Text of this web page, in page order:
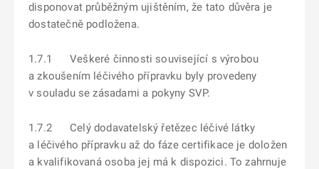
disponovat průběžným ujištěním, že tato důvěra je
dostatečně podložena.
1.7.1 Veškeré činnosti související s výrobou
a zkoušením léčivého přípravku byly provedeny
v souladu se zásadami a pokyny SVP.
1.7.2 Celý dodavatelský řetězec léčivé látky
a léčivého přípravku až do fáze certifikace je doložen
a kvalifikovaná osoba jej má k dispozici. To zahrnuje